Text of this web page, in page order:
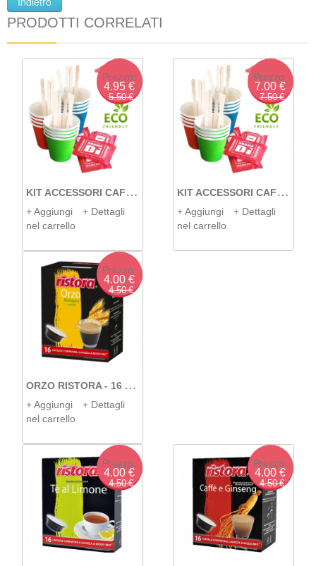
PRODOTTI CORRELATI
Prezzo:
4.95 €
5.50 €
K
IT ACCESSORI CAFFÈ DA 100 ECO
+ Aggiungi
nel carrello
+ Dettagli
Prezzo:
7.00 €
7.50 €
K
IT ACCESSORI CAFFÈ DA 150 ECO
+ Aggiungi
nel carrello
+ Dettagli
Prezzo:
4.00 €
4.50 €
O
RZO RISTORA - 16 A MODO MIO
+ Aggiungi
nel carrello
+ Dettagli
Prezzo:
4.00 €
4.50 €
Prezzo:
4.00 €
4.50 €